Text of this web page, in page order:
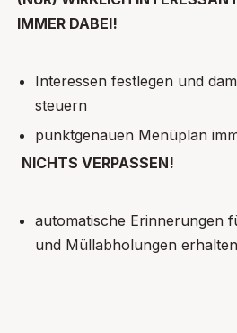
IMMER DABEI!
Interessen festlegen und
steuern
punktgenauen Menüplan
NICHTS VERPASSEN!
automatische Erinnerungen
und Müllabholungen erhalten